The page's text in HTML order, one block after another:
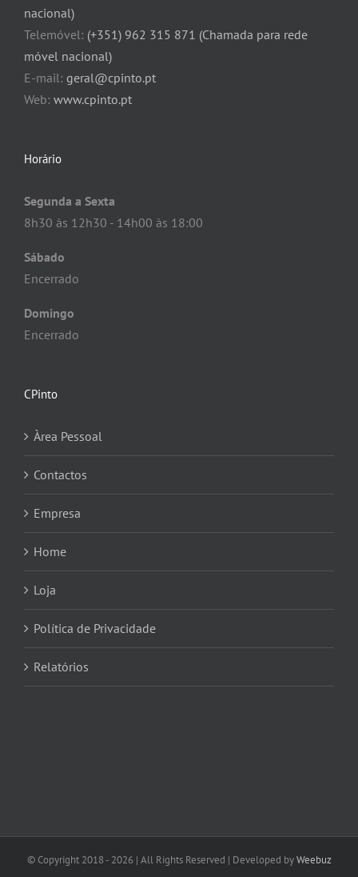
nacional)
Telemóvel: (+351) 962 315 871 (Chamada para rede
móvel nacional)
E-mail: geral@cpinto.pt
Web: www.cpinto.pt
Horário
Segunda a Sexta
8h30 às 12h30 - 14h00 às 18:00
Sábado
Encerrado
Domingo
Encerrado
CPinto
Àrea Pessoal
Contactos
Empresa
Home
Loja
Política de Privacidade
Relatórios
© Copyright 2018 - 2026 | All Rights Reserved | Developed byWeebuz